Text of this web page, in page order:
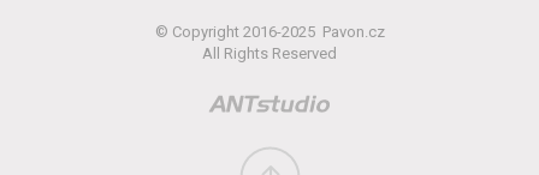
© Copyright 2016-2025 Pavon.cz
All Rights Reserved